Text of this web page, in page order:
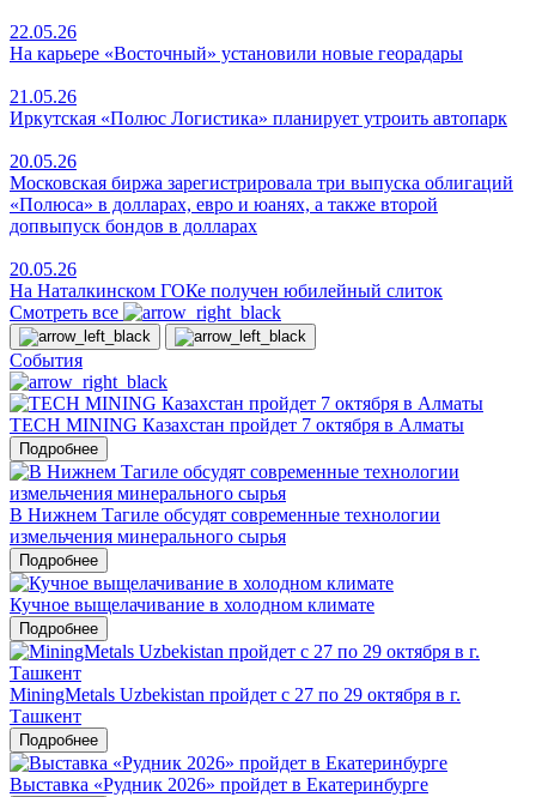
22.05.26
На карьере «Восточный» установили новые георадары
21.05.26
Иркутская «Полюс Логистика» планирует утроить автопарк
20.05.26
Московская биржа зарегистрировала три выпуска облигаций
«Полюса» в долларах, евро и юанях, а также второй
допвыпуск бондов в долларах
20.05.26
На Наталкинском ГОКе получен юбилейный слиток
Смотреть все
События
TECH MINING Казахстан пройдет 7 октября в Алматы
Подробнее
В Нижнем Тагиле обсудят современные технологии
измельчения минерального сырья
Подробнее
Кучное выщелачивание в холодном климате
Подробнее
MiningMetals Uzbekistan пройдет с 27 по 29 октября в г.
Ташкент
Подробнее
Выставка «Рудник 2026» пройдет в Екатеринбурге